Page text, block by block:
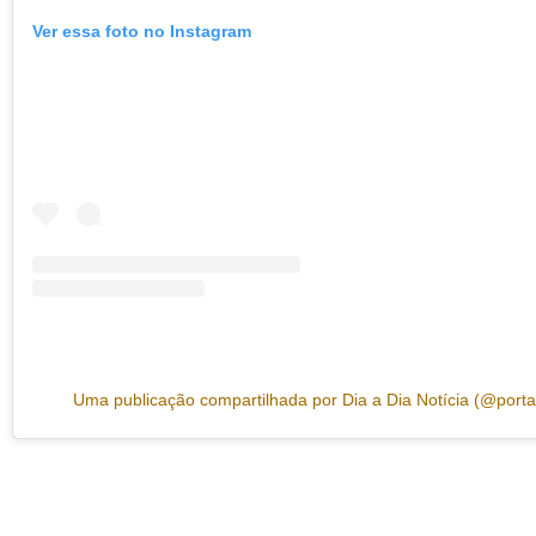
Ver essa foto no Instagram
Uma publicação compartilhada por Dia a Dia Notícia